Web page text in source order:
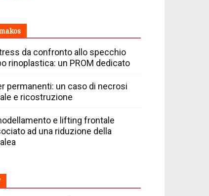
da confronto allo specchio
rinoplastica: un PROM dedicato
permanenti: un caso di necrosi
e ricostruzione
e lifting frontale
ad una riduzione della